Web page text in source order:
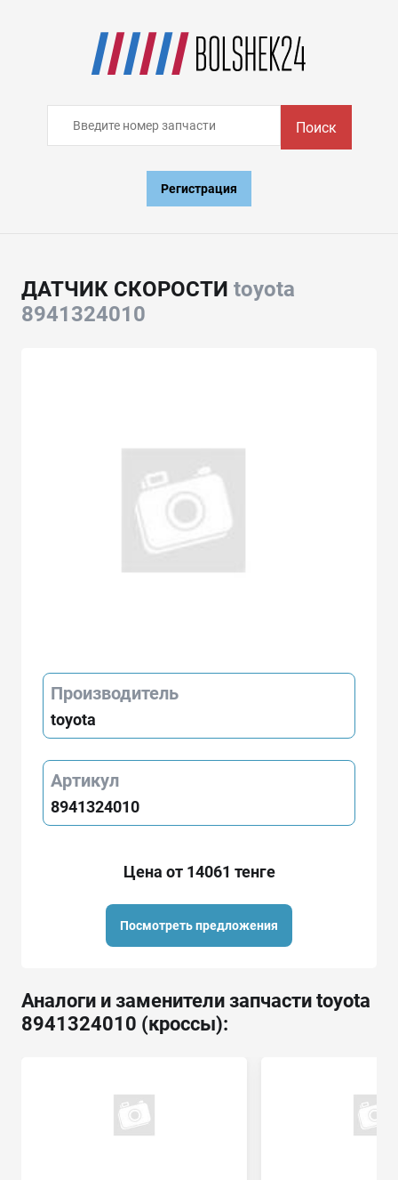
Поиск
Регистрация
ДАТЧИК СКОРОСТИ toyota
8941324010
Производитель
toyota
Артикул
8941324010
Цена от 14061 тенге
Посмотреть предложения
Аналоги и заменители запчасти toyota
8941324010 (кроссы):